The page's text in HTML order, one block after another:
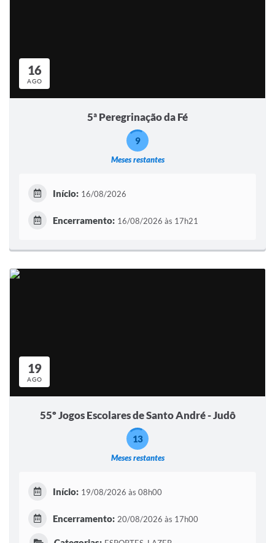
16
AGO
5ª Peregrinação da Fé
Meses restantes
9
Início: 16/08/2026
Encerramento: 16/08/2026 às 17h21
19
AGO
55º Jogos Escolares de Santo André - Judô
Meses restantes
13
Início: 19/08/2026 às 08h00
Encerramento: 20/08/2026 às 17h00